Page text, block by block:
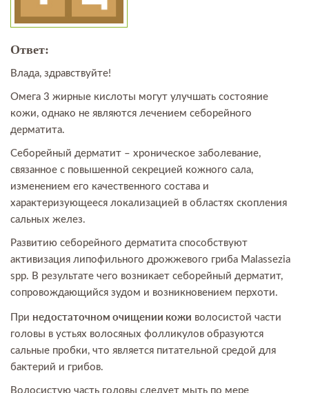
Ответ:
Влада, здравствуйте!
Омега 3 жирные кислоты могут улучшать состояние
кожи, однако не являются лечением себорейного
дерматита.
Себорейный дерматит – хроническое заболевание,
связанное с повышенной секрецией кожного сала,
изменением его качественного состава и
характеризующееся локализацией в областях скопления
сальных желез.
Развитию себорейного дерматита способствуют
активизация липофильного дрожжевого гриба Malassezia
spp. В результате чего возникает себорейный дерматит,
сопровождающийся зудом и возникновением перхоти.
При недостаточном очищении кожи волосистой части
головы в устьях волосяных фолликулов образуются
сальные пробки, что является питательной средой для
бактерий и грибов.
Волосистую часть головы следует мыть по мере